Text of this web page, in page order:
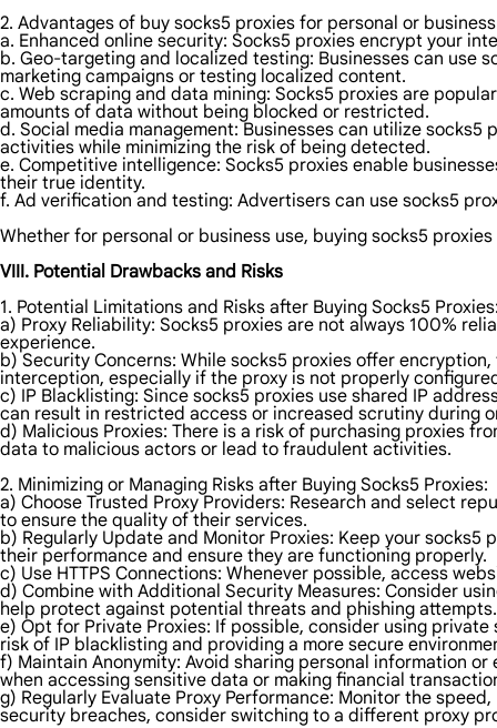
2. Advantages of buy socks5 proxies for personal or
a. Enhanced online security: Socks5 proxies encrypt your
b. Geo-targeting and localized testing: Businesses can use
marketing campaigns or testing localized content.
c. Web scraping and data mining: Socks5 proxies are
amounts of data without being blocked or restricted.
d. Social media management: Businesses can utilize
activities while minimizing the risk of being detected.
e. Competitive intelligence: Socks5 proxies enable
their true identity.
f. Ad verification and testing: Advertisers can use socks5
Whether for personal or business use, buying socks5
VIII. Potential Drawbacks and Risks
1. Potential Limitations and Risks after Buying Socks5
a) Proxy Reliability: Socks5 proxies are not always 100%
experience.
b) Security Concerns: While socks5 proxies offer
interception, especially if the proxy is not properly
c) IP Blacklisting: Since socks5 proxies use shared IP
can result in restricted access or increased scrutiny during
d) Malicious Proxies: There is a risk of purchasing proxies
data to malicious actors or lead to fraudulent activities.
2. Minimizing or Managing Risks after Buying Socks5 Proxies:
a) Choose Trusted Proxy Providers: Research and select
to ensure the quality of their services.
b) Regularly Update and Monitor Proxies: Keep your
their performance and ensure they are functioning properly.
c) Use HTTPS Connections: Whenever possible, access
d) Combine with Additional Security Measures: Consider
help protect against potential threats and phishing attempts.
e) Opt for Private Proxies: If possible, consider using
risk of IP blacklisting and providing a more secure
f) Maintain Anonymity: Avoid sharing personal information
when accessing sensitive data or making financial
g) Regularly Evaluate Proxy Performance: Monitor the
security breaches, consider switching to a different proxy